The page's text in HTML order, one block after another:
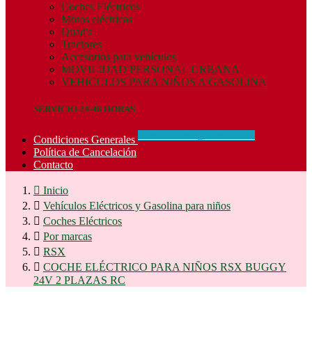
Coches Eléctricos
Motos eléctricas
Quad's
Tractores
Accesorios para vehículos
MOVILIDAD PERSONAL URBANA
VEHICULOS PARA NIÑOS A GASOLINA
SERVICIO 24-48 HORAS
Condiciones Generales
Política de Cancelación
Contacto
 Inicio
 Vehículos Eléctricos y Gasolina para niños
 Coches Eléctricos
 Por marcas
 RSX
 COCHE ELÉCTRICO PARA NIÑOS RSX BUGGY
24V 2 PLAZAS RC